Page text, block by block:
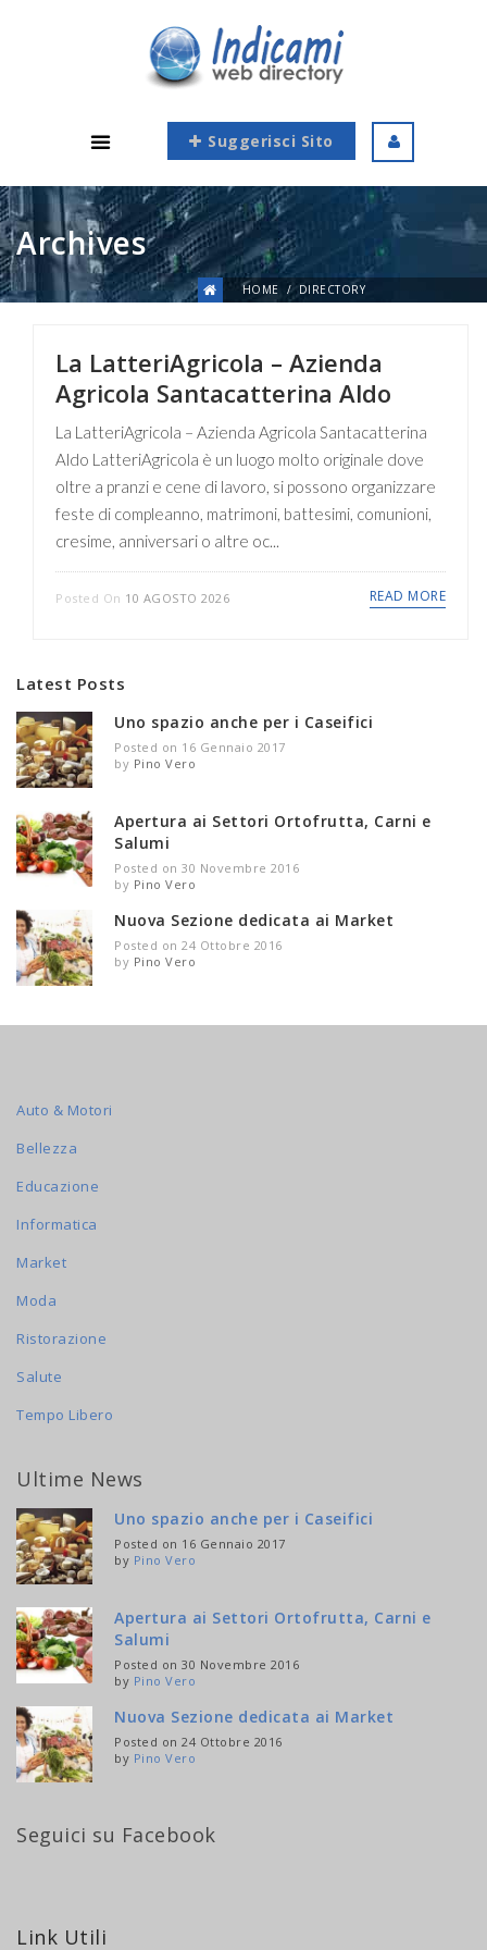
Suggerisci Sito
Archives
HOME DIRECTORY
La LatteriAgricola – Azienda
Agricola Santacatterina Aldo
La LatteriAgricola – Azienda Agricola Santacatterina
Aldo LatteriAgricola è un luogo molto originale dove
oltre a pranzi e cene di lavoro, si possono organizzare
feste di compleanno, matrimoni, battesimi, comunioni,
cresime, anniversari o altre oc...
Posted On 10 AGOSTO 2026 READ MORE
Latest Posts
Uno spazio anche per i Caseifici
Posted on 16 Gennaio 2017
by Pino Vero
Apertura ai Settori Ortofrutta, Carni e
Salumi
Posted on 30 Novembre 2016
by Pino Vero
Nuova Sezione dedicata ai Market
Posted on 24 Ottobre 2016
by Pino Vero
Auto & Motori
Bellezza
Educazione
Informatica
Market
Moda
Ristorazione
Salute
Tempo Libero
Ultime News
Uno spazio anche per i Caseifici
Posted on 16 Gennaio 2017
by Pino Vero
Apertura ai Settori Ortofrutta, Carni e
Salumi
Posted on 30 Novembre 2016
by Pino Vero
Nuova Sezione dedicata ai Market
Posted on 24 Ottobre 2016
by Pino Vero
Seguici su Facebook
Link Utili